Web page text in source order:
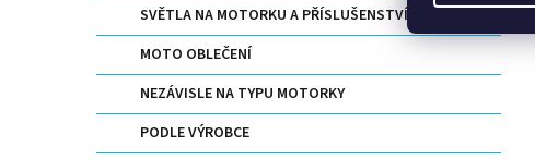
SVĚTLA NA MOTORKU A PŘÍSLUŠENSTVÍ
MOTO OBLEČENÍ
NEZÁVISLE NA TYPU MOTORKY
PODLE VÝROBCE